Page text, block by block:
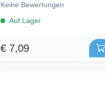
Keine Bewertungen
Auf Lager
€ 7,09